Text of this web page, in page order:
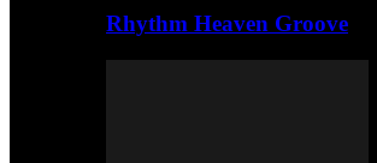
Rhythm Heaven Groove